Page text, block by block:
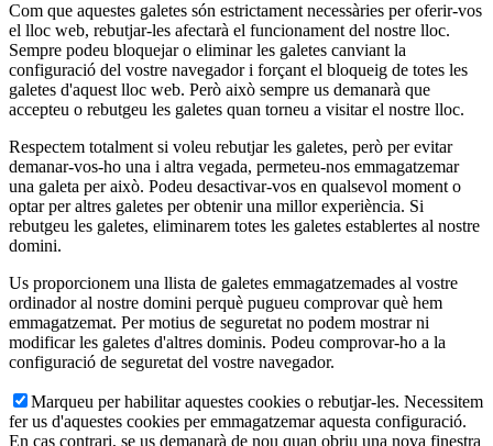
Com que aquestes galetes són estrictament necessàries per oferir-vos
el lloc web, rebutjar-les afectarà el funcionament del nostre lloc.
Sempre podeu bloquejar o eliminar les galetes canviant la
configuració del vostre navegador i forçant el bloqueig de totes les
galetes d'aquest lloc web. Però això sempre us demanarà que
accepteu o rebutgeu les galetes quan torneu a visitar el nostre lloc.
Respectem totalment si voleu rebutjar les galetes, però per evitar
demanar-vos-ho una i altra vegada, permeteu-nos emmagatzemar
una galeta per això. Podeu desactivar-vos en qualsevol moment o
optar per altres galetes per obtenir una millor experiència. Si
rebutgeu les galetes, eliminarem totes les galetes establertes al nostre
domini.
Us proporcionem una llista de galetes emmagatzemades al vostre
ordinador al nostre domini perquè pugueu comprovar què hem
emmagatzemat. Per motius de seguretat no podem mostrar ni
modificar les galetes d'altres dominis. Podeu comprovar-ho a la
configuració de seguretat del vostre navegador.
Marqueu per habilitar aquestes cookies o rebutjar-les. Necessitem
fer us d'aquestes cookies per emmagatzemar aquesta configuració.
En cas contrari, se us demanarà de nou quan obriu una nova finestra